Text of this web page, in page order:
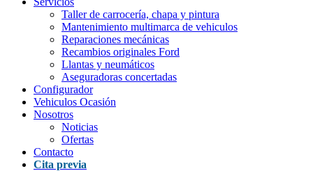
Taller de carrocería, chapa y pintura
Mantenimiento multimarca de vehiculos
Reparaciones mecánicas
Recambios originales Ford
Llantas y neumáticos
Aseguradoras concertadas
Configurador
Vehiculos Ocasión
Nosotros
Noticias
Ofertas
Contacto
Cita previa